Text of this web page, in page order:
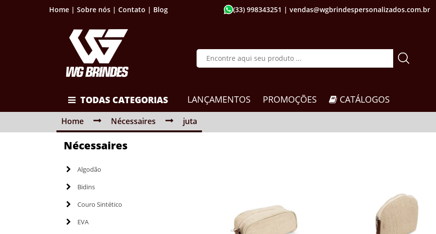
Home | Sobre nós | Contato | Blog (33) 998343251 | vendas@wgbrindespersonalizados.com.br
TODAS CATEGORIAS LANÇAMENTOS PROMOÇÕES CATÁLOGOS
Home Nécessaires juta
Nécessaires
Algodão
Bidins
Couro Sintético
EVA